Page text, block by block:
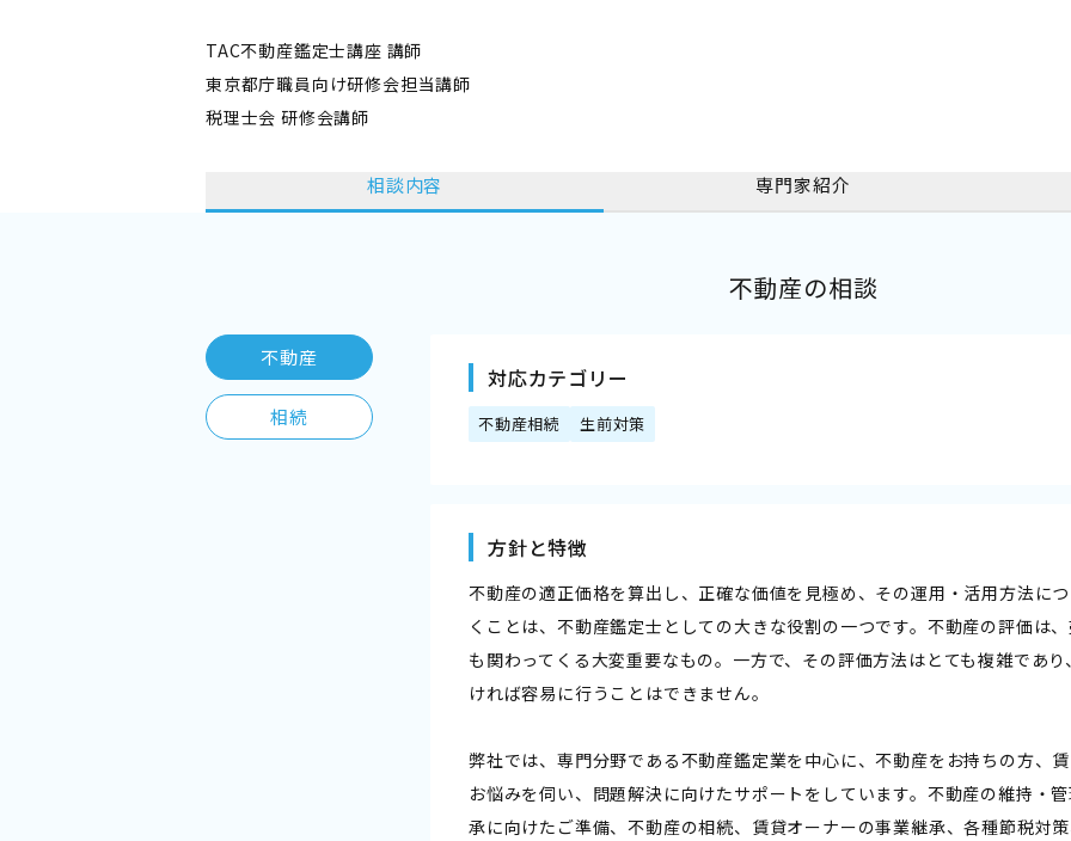
TAC不動産鑑定士講座 講師
東京都庁職員向け研修会担当講師
税理士会 研修会講師
相談内容 専門家紹介
不動産の相談
不動産
相続
対応カテゴリー
不動産相続 生前対策
方針と特徴
不動産の適正価格を算出し、正確な価値を見極め、その運用・活用方法に
くことは、不動産鑑定士としての大きな役割の一つです。不動産の評価は
も関わってくる大変重要なもの。一方で、その評価方法はとても複雑であ
ければ容易に行うことはできません。
弊社では、専門分野である不動産鑑定業を中心に、不動産をお持ちの方、
お悩みを伺い、問題解決に向けたサポートをしています。不動産の維持・
承に向けたご準備、不動産の相続、賃貸オーナーの事業継承、各種節税対